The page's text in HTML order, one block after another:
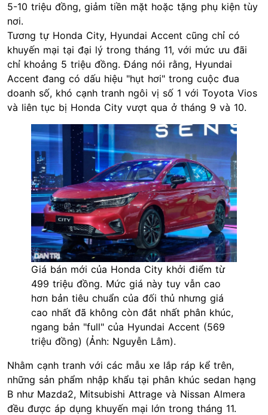
5-10 triệu đồng, giảm tiền mặt hoặc tặng phụ kiện tùy
nơi.
Tương tự Honda City, Hyundai Accent cũng chỉ có
khuyến mại tại đại lý trong tháng 11, với mức ưu đãi
chỉ khoảng 5 triệu đồng. Đáng nói rằng, Hyundai
Accent đang có dấu hiệu "hụt hơi" trong cuộc đua
doanh số, khó cạnh tranh ngôi vị số 1 với Toyota Vios
và liên tục bị Honda City vượt qua ở tháng 9 và 10.
Giá bán mới của Honda City khởi điểm từ
499 triệu đồng. Mức giá này tuy vẫn cao
hơn bản tiêu chuẩn của đối thủ nhưng giá
cao nhất đã không còn đắt nhất phân khúc,
ngang bản "full" của Hyundai Accent (569
triệu đồng) (Ảnh: Nguyễn Lâm).
Nhằm cạnh tranh với các mẫu xe lắp ráp kể trên,
những sản phẩm nhập khẩu tại phân khúc sedan hạng
B như Mazda2, Mitsubishi Attrage và Nissan Almera
đều được áp dụng khuyến mại lớn trong tháng 11.